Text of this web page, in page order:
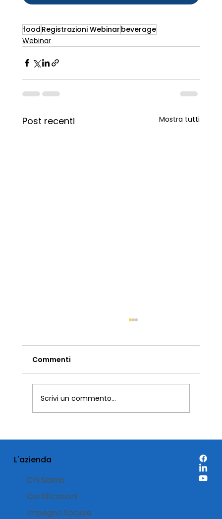
food Registrazioni Webinar beverage
Webinar
Post recenti Mostra tutti
I webinar che abbiamo svolto nel
Commenti
Scrivi un commento...
L'azienda
Chi Siamo
Certificazioni
Impegno Sociale